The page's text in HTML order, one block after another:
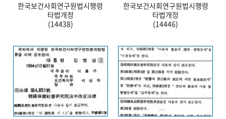
한국보건사회연구원법시행령
타법개정
(14438)
한국보건사회연구원법시행령
타법개정
(14446)